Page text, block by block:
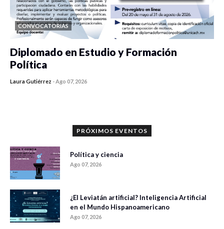
CONVOCATORIAS
Diplomado en Estudio y Formación
Política
Laura Gutiérrez -Ago 07, 2026
PRÓXIMOS EVENTOS
Política y ciencia
Ago 07, 2026
¿El Leviatán artificial? Inteligencia Artificial
en el Mundo Hispanoamericano
Ago 07, 2026